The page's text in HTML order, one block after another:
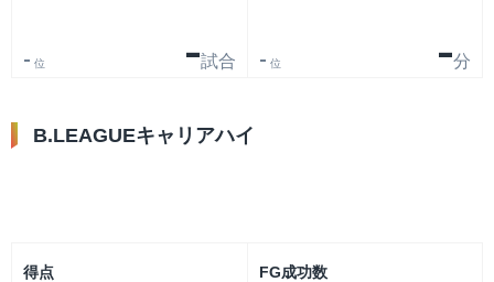
- 位 -試合 - 位 -分
B.LEAGUEキャリアハイ
得点 FG成功数